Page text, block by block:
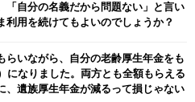
「自分の名義だから問題ない」と言い
利用を続けてもよいのでしょうか？
らいながら、自分の老齢厚生年金をも
になりました。両方とも全額もらえる
、遺族厚生年金が減るって損じゃない